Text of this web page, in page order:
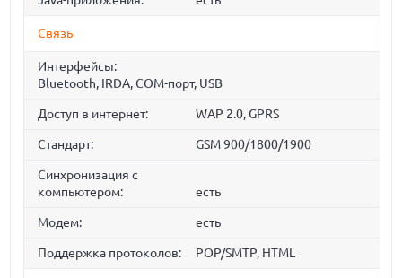
Связь
Интерфейсы:
Bluetooth, IRDA, COM-порт, USB
Доступ в интернет: WAP 2.0, GPRS
Стандарт: GSM 900/1800/1900
Синхронизация с
компьютером:
есть
Модем: есть
Поддержка протоколов: POP/SMTP, HTML